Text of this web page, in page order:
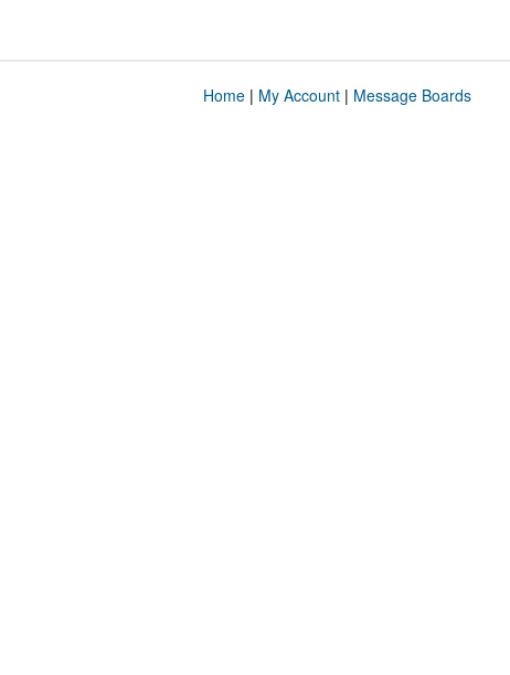
Home| My Account| Message Boards